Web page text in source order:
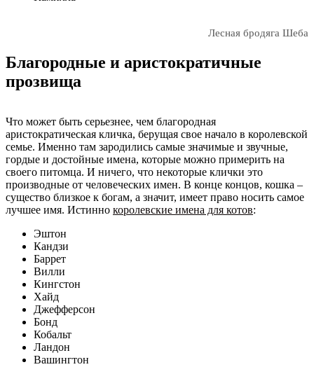
Лесная бродяга Шеба
Благородные и аристократичные
прозвища
Что может быть серьезнее, чем благородная
аристократическая кличка, берущая свое начало в королевской
семье. Именно там зародились самые значимые и звучные,
гордые и достойные имена, которые можно примерить на
своего питомца. И ничего, что некоторые клички это
производные от человеческих имен. В конце концов, кошка –
существо близкое к богам, а значит, имеет право носить самое
лучшее имя. Истинно королевские имена для котов:
Эштон
Кандзи
Баррет
Вилли
Кингстон
Хайд
Джефферсон
Бонд
Кобальт
Ландон
Вашингтон